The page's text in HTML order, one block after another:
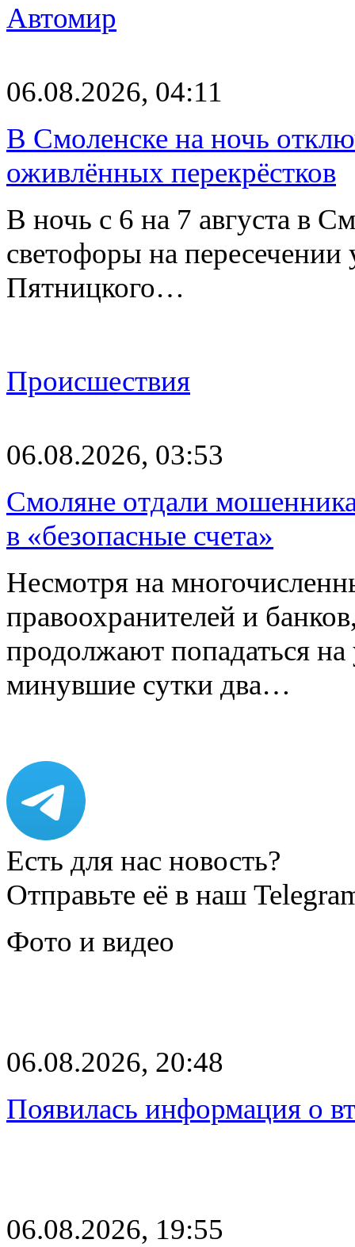
Автомир
06.08.2026, 04:11
В Смоленске на ночь
оживлённых перекрёстков
В ночь с 6 на 7 августа в
светофоры на
Пятницкого…
Происшествия
06.08.2026, 03:53
Смоляне отдали
в «безопасные счета»
Несмотря на
правоохранителей и
продолжают попадаться
минувшие сутки два…
Есть для нас новость?
Отправьте её в наш
Фото и видео
06.08.2026, 20:48
Появилась информация о
06.08.2026, 19:55